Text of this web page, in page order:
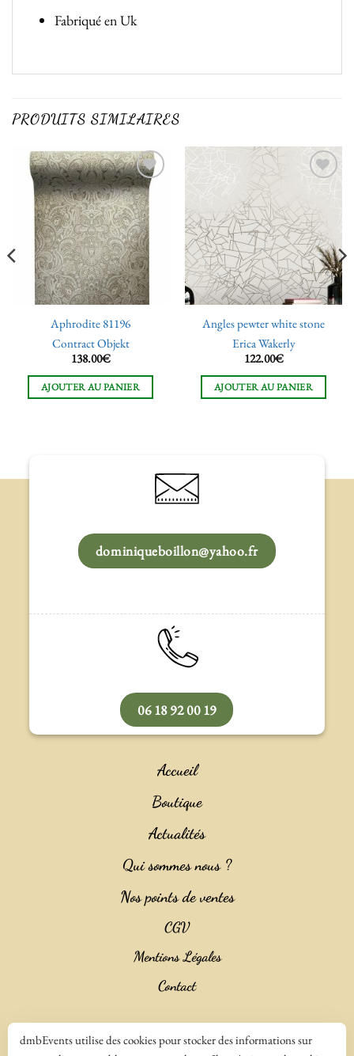
Fabriqué en Uk
PRODUITS SIMILAIRES
Ajouter
à la liste
de
souhaits
Aphrodite 81196
Contract Objekt
138.00€
AJOUTER AU PANIER
souhaits
Angles pewter white stone
Erica Wakerly
122.00€
AJOUTER AU PANIER
dominiqueboillon@yahoo.fr
06 18 92 00 19
Accueil
Boutique
Actualités
Qui sommes nous ?
Nos points de ventes
CGV
Mentions Légales
Contact
Copyright 2023 ©Salencia SAS Agence Web
dmbEvents utilise des cookies pour stocker des informations sur